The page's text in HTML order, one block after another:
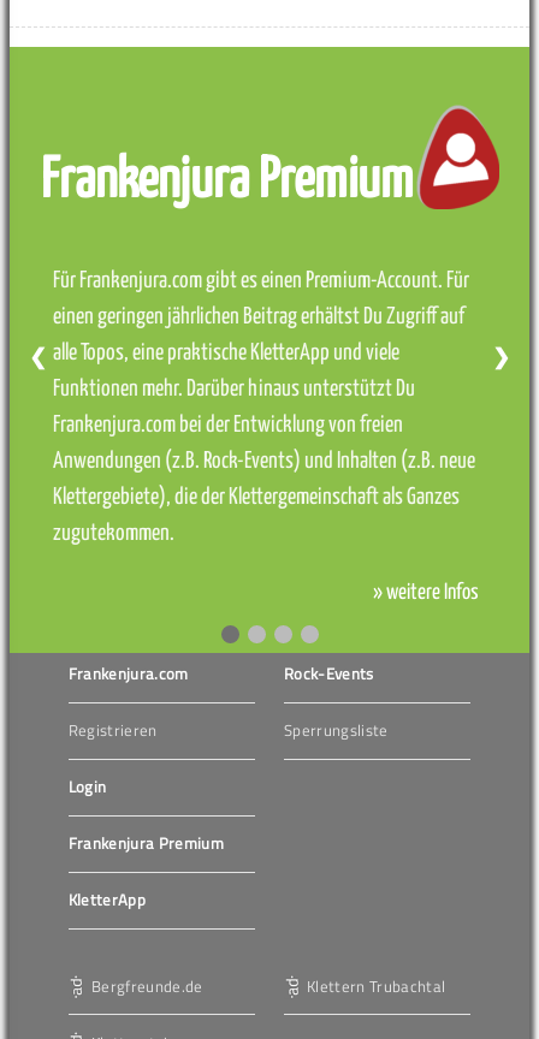
Frankenjura Premium
Für Frankenjura.com gibt es einen Premium-Account. Für
einen geringen jährlichen Beitrag erhältst Du Zugriff auf
alle Topos, eine praktische KletterApp und viele
Funktionen mehr. Darüber hinaus unterstützt Du
Frankenjura.com bei der Entwicklung von freien
Anwendungen (z.B. Rock-Events) und Inhalten (z.B. neue
Klettergebiete), die der Klettergemeinschaft als Ganzes
zugutekommen.
» weitere Infos
❮ ❯
Frankenjura.com
Registrieren
Login
Frankenjura Premium
KletterApp
Rock-Events
Sperrungsliste
Bergfreunde.de Klettern Trubachtal